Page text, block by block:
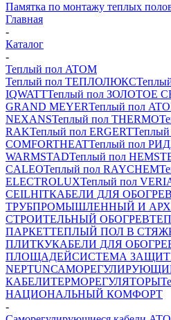
Памятка по монтажу теплых
Главная
-
Каталог
-
Теплый пол ATOM
Теплый пол ТЕПЛОЛЮКС
IQWATTТеплый пол ЗОЛОТОЕ
GRAND MEYERТеплый пол
NEXANSТеплый пол THERMO
RAKТеплый пол ERGERT
COMFORTHEATТеплый пол
WARMSTADТеплый пол
CALEOТеплый пол RAYCHEM
ELECTROLUXТеплый пол
CEILHITКАБЕЛИ ДЛЯ
ТРУБПРОМЫШЛЕННЫЙ И
СТРОИТЕЛЬНЫЙ ОБОГРЕВ
ПАРКЕТТЕПЛЫЙ ПОЛ В
ПЛИТКУКАБЕЛИ ДЛЯ
ПЛОЩАДЕЙСИСТЕМА
NEPTUN
КАБЕЛИТЕРМОРЕГУЛЯТОРЫ
НАЦИОНАЛЬНЫЙ КОМФОРТ
-